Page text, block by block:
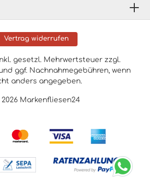
Vertrag widerrufen
Markenfliesen24
gesetzl. Mehrwertsteuer zzgl.
ggf. Nachnahmegebühren, wenn
anders angegeben.